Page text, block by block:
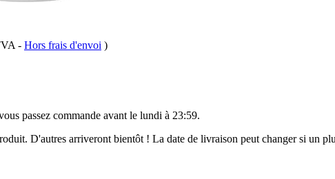
- Hors frais d'envoi )
passez commande avant le lundi à 23:59.
D'autres arriveront bientôt ! La date de livraison peut changer si un